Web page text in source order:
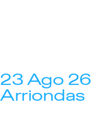
23 Ago 26
Arriondas